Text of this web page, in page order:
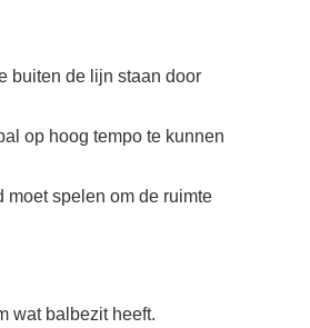
buiten de lijn staan door
op hoog tempo te kunnen
moet spelen om de ruimte
wat balbezit heeft.